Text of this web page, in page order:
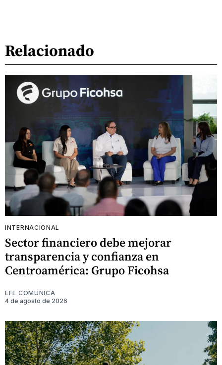
Relacionado
INTERNACIONAL
Sector financiero debe mejorar
transparencia y confianza en
Centroamérica: Grupo Ficohsa
EFE COMUNICA
4 de agosto de 2026